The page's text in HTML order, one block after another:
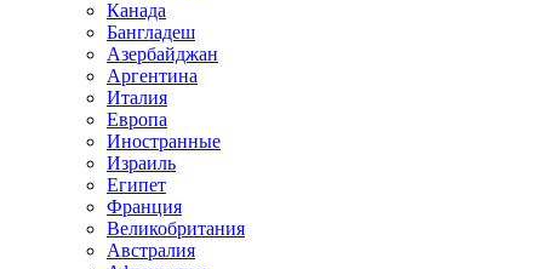
Канада
Бангладеш
Азербайджан
Аргентина
Италия
Европа
Иностранные
Израиль
Египет
Франция
Великобритания
Австралия